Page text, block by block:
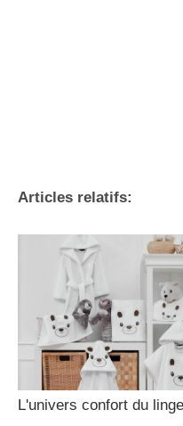
Articles relatifs:
L'univers confort du